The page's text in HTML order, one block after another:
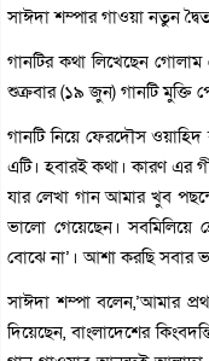
সাঈদা শম্পার গাওয়া নতুন
গানটির কথা লিখেছেন
শুক্রবার (১৯ জুন) গানটি মুক্তি
গানটি নিয়ে ফেরদৌস
এটি। হবারই কথা। কারণ এর
যার লেখা গান আমার খুব
ভালো গেয়েছেন। সবমিলিয়ে
বোঝে না’। আশা করছি সবার
সাঈদা শম্পা বলেন,’আমার
দিয়েছেন, বাংলাদেশের